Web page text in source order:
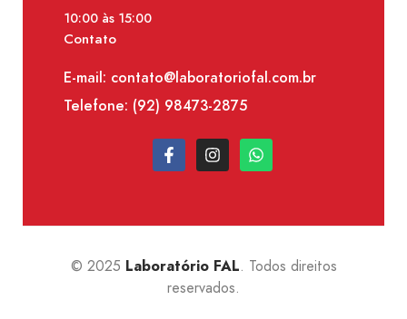
10:00 às 15:00
Contato
E-mail: contato@laboratoriofal.com.br
Telefone: (92) 98473-2875
© 2025 Laboratório FAL. Todos direitos
reservados.